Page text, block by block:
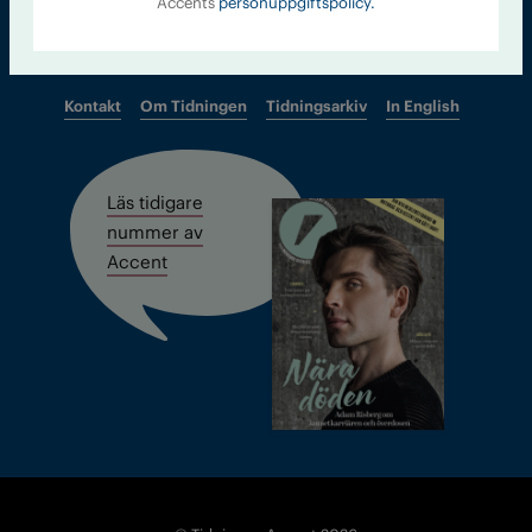
Kontakt Om Tidningen Tidningsarkiv In English
Läs tidigare
nummer av
Accent